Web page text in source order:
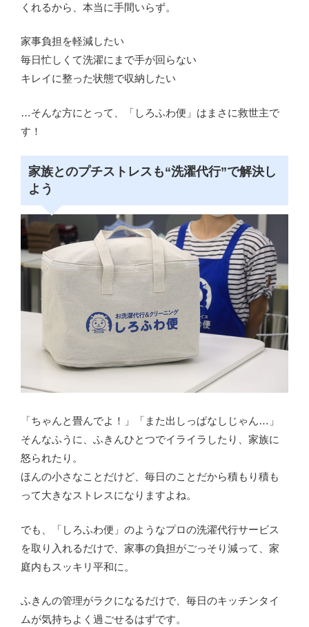
くれるから、本当に手間いらず。
家事負担を軽減したい
毎日忙しくて洗濯にまで手が回らない
キレイに整った状態で収納したい
…そんな方にとって、「しろふわ便」はまさに救世主で
す！
家族とのプチストレスも“洗濯代行”で解決し
よう
「ちゃんと畳んでよ！」「また出しっぱなしじゃん…」
そんなふうに、ふきんひとつでイライラしたり、家族に
怒られたり。
ほんの小さなことだけど、毎日のことだから積もり積も
って大きなストレスになりますよね。
でも、「しろふわ便」のようなプロの洗濯代行サービス
を取り入れるだけで、家事の負担がごっそり減って、家
庭内もスッキリ平和に。
ふきんの管理がラクになるだけで、毎日のキッチンタイ
ムが気持ちよく過ごせるはずです。